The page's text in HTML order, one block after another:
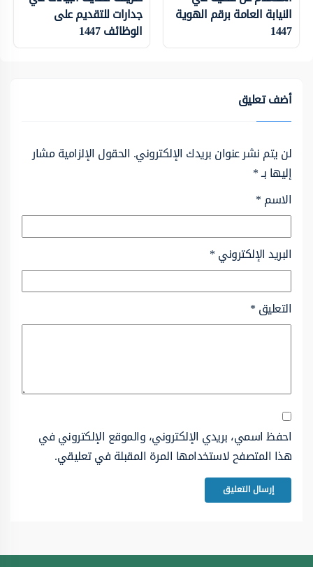
النيابة العامة برقم الهوية
1447
جدارات للتقديم على
الوظائف 1447
أضف تعليق
لن يتم نشر عنوان بريدك الإلكتروني. الحقول الإلزامية مشار
إليها بـ*
الاسم*
البريد الإلكتروني*
التعليق*
احفظ اسمي، بريدي الإلكتروني، والموقع الإلكتروني في
هذا المتصفح لاستخدامها المرة المقبلة في تعليقي.